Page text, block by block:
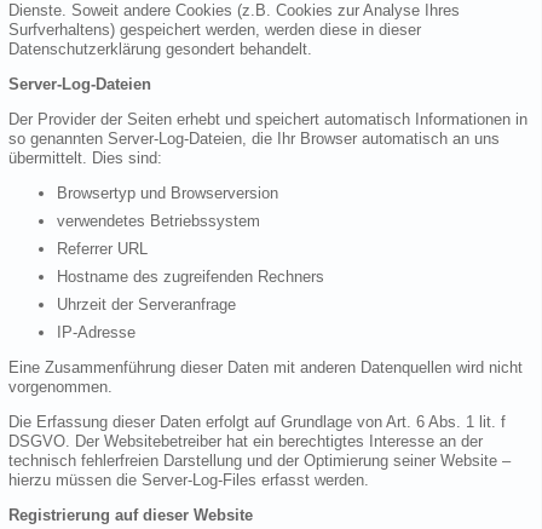
Dienste. Soweit andere Cookies (z.B. Cookies zur Analyse Ihres
Surfverhaltens) gespeichert werden, werden diese in dieser
Datenschutzerklärung gesondert behandelt.
Server-Log-Dateien
Der Provider der Seiten erhebt und speichert automatisch Informationen in
so genannten Server-Log-Dateien, die Ihr Browser automatisch an uns
übermittelt. Dies sind:
Browsertyp und Browserversion
verwendetes Betriebssystem
Referrer URL
Hostname des zugreifenden Rechners
Uhrzeit der Serveranfrage
IP-Adresse
Eine Zusammenführung dieser Daten mit anderen Datenquellen wird nicht
vorgenommen.
Die Erfassung dieser Daten erfolgt auf Grundlage von Art. 6 Abs. 1 lit. f
DSGVO. Der Websitebetreiber hat ein berechtigtes Interesse an der
technisch fehlerfreien Darstellung und der Optimierung seiner Website –
hierzu müssen die Server-Log-Files erfasst werden.
Registrierung auf dieser Website